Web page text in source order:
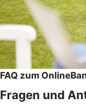
FAQ zum
Fragen und